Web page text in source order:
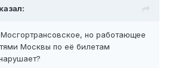
но работающее
Москвы по её билетам